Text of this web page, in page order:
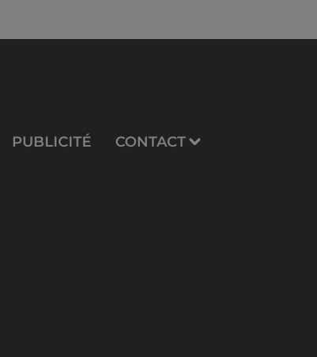
PUBLICITÉ CONTACT